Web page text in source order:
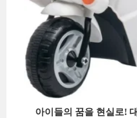
아이들의 꿈을 현실로!